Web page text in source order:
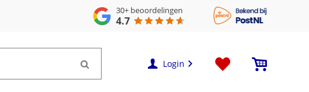
30+ beoordelingen
4.7
Login